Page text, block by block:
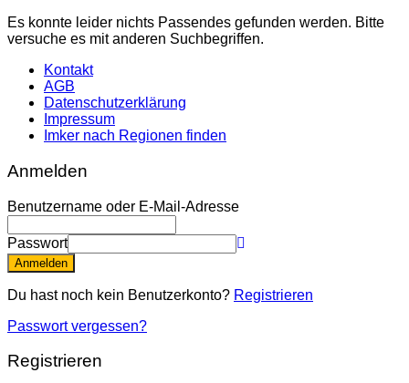
Es konnte leider nichts Passendes gefunden werden. Bitte
versuche es mit anderen Suchbegriffen.
Kontakt
AGB
Datenschutzerklärung
Impressum
Imker nach Regionen finden
Anmelden
Benutzername oder E-Mail-Adresse
Passwort
Anmelden
Du hast noch kein Benutzerkonto? Registrieren
Passwort vergessen?
Registrieren